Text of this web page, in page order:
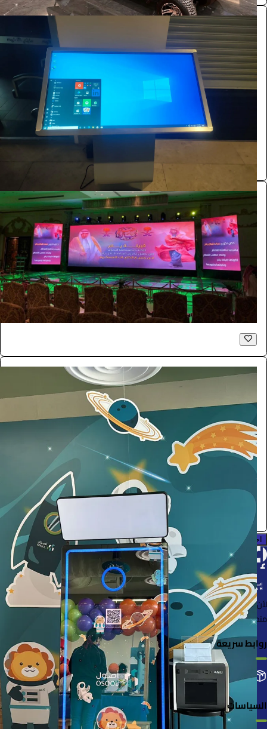
شاشة عرضية نظام وندوز 55 بوصة وندوز لمس
الفعاليات والحفلات
528
/ اليوم
بازنت لتنظيم المعارض
الفعاليات والحفلات
181.5
/ اليوم
الرياض
بازنت لتنظيم المعارض
الفعاليات والحفلات
4290
/ اليوم
الرياض
احجز الآن
لأن الأشياء خُلقت لتُستخدم
منصة لإعارة واستعارة المنتجات بسهولة وأمان
روابط سريعة
التصنيفات إضافة منتجك طلباتي
السياسات